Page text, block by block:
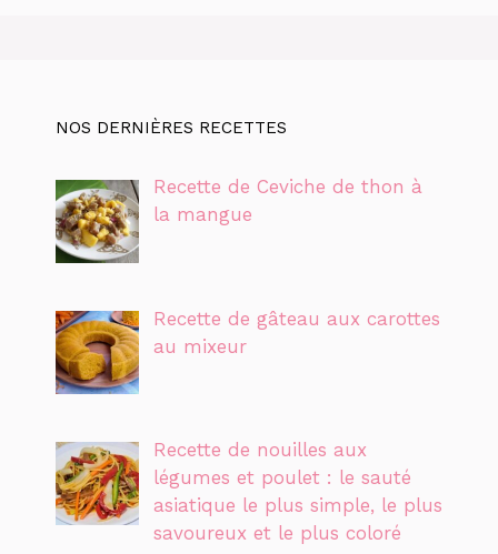
NOS DERNIÈRES RECETTES
Recette de Ceviche de thon à
la mangue
Recette de gâteau aux carottes
au mixeur
Recette de nouilles aux
légumes et poulet : le sauté
asiatique le plus simple, le plus
savoureux et le plus coloré